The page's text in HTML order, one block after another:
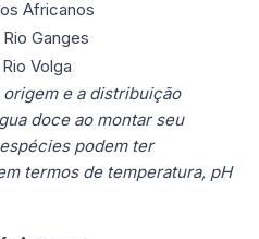
Africanos
Ganges
Volga
e a distribuição
doce ao montar seu
podem ter
termos de temperatura, pH